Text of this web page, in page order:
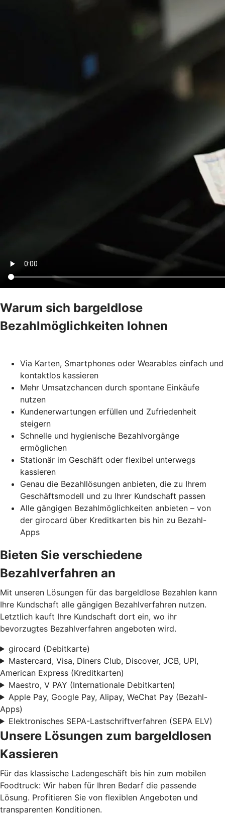
Warum sich bargeldlose
Bezahlmöglichkeiten lohnen
Via Karten, Smartphones oder Wearables einfach und
kontaktlos kassieren
Mehr Umsatzchancen durch spontane Einkäufe
nutzen
Kundenerwartungen erfüllen und Zufriedenheit
steigern
Schnelle und hygienische Bezahlvorgänge
ermöglichen
Stationär im Geschäft oder flexibel unterwegs
kassieren
Genau die Bezahllösungen anbieten, die zu Ihrem
Geschäftsmodell und zu Ihrer Kundschaft passen
Alle gängigen Bezahlmöglichkeiten anbieten – von
der girocard über Kreditkarten bis hin zu Bezahl-
Apps
Bieten Sie verschiedene
Bezahlverfahren an
Mit unseren Lösungen für das bargeldlose Bezahlen kann
Ihre Kundschaft alle gängigen Bezahlverfahren nutzen.
Letztlich kauft Ihre Kundschaft dort ein, wo ihr
bevorzugtes Bezahlverfahren angeboten wird.
girocard (Debitkarte)
Mastercard, Visa, Diners Club, Discover, JCB, UPI,
American Express (Kreditkarten)
Maestro, V PAY (Internationale Debitkarten)
Apple Pay, Google Pay, Alipay, WeChat Pay (Bezahl-
Apps)
Elektronisches SEPA-Lastschriftverfahren (SEPA ELV)
Unsere Lösungen zum bargeldlosen
Kassieren
Für das klassische Ladengeschäft bis hin zum mobilen
Foodtruck: Wir haben für Ihren Bedarf die passende
Lösung. Profitieren Sie von flexiblen Angeboten und
transparenten Konditionen.